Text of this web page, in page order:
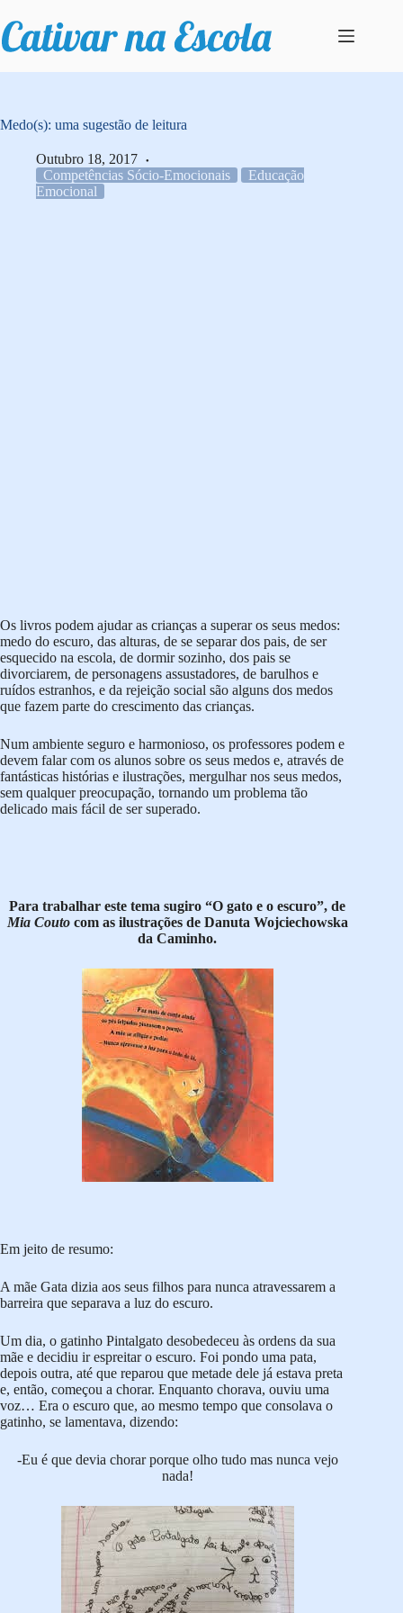
para
o
conteúdo
Medo(s): uma sugestão de leitura
Outubro 18, 2017
Competências Sócio-Emocionais
Educação
Emocional
Os livros podem ajudar as crianças a superar os seus medos:
medo do escuro, das alturas, de se separar dos pais, de ser
esquecido na escola, de dormir sozinho, dos pais se
divorciarem, de personagens assustadores, de barulhos e
ruídos estranhos, e da rejeição social são alguns dos medos
que fazem parte do crescimento das crianças.
Num ambiente seguro e harmonioso, os professores podem e
devem falar com os alunos sobre os seus medos e, através de
fantásticas histórias e ilustrações, mergulhar nos seus medos,
sem qualquer preocupação, tornando um problema tão
delicado mais fácil de ser superado.
Para trabalhar este tema sugiro “O gato e o escuro”, de
Mia Coutocom as ilustrações de Danuta Wojciechowska
da Caminho.
Em jeito de resumo:
A mãe Gata dizia aos seus filhos para nunca atravessarem a
barreira que separava a luz do escuro.
Um dia, o gatinho Pintalgato desobedeceu às ordens da sua
mãe e decidiu ir espreitar o escuro. Foi pondo uma pata,
depois outra, até que reparou que metade dele já estava preta
e, então, começou a chorar. Enquanto chorava, ouviu uma
voz… Era o escuro que, ao mesmo tempo que consolava o
gatinho, se lamentava, dizendo:
-Eu é que devia chorar porque olho tudo mas nunca vejo
nada!